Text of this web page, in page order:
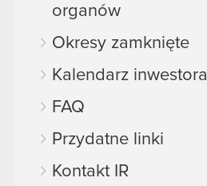
organów
Okresy zamknięte
Kalendarz inwestora
FAQ
Przydatne linki
Kontakt IR